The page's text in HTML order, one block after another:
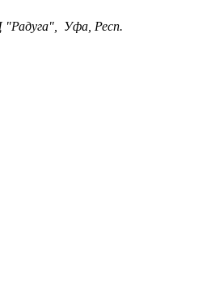
"Радуга", Уфа, Респ.